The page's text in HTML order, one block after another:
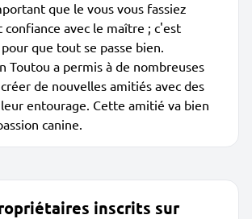
que le vous vous fassiez
avec le maître ; c'est
que tout se passe bien.
Toutou a permis à de nombreuses
de nouvelles amitiés avec des
entourage. Cette amitié va bien
canine.
inscrits sur